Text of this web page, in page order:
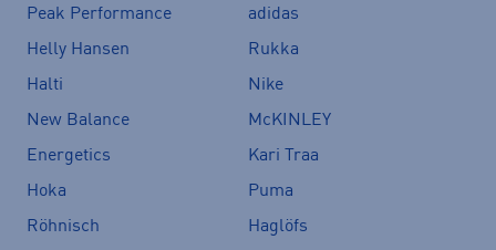
Peak Performance
adidas
Helly Hansen
Rukka
Halti
Nike
New Balance
McKINLEY
Energetics
Kari Traa
Hoka
Puma
Röhnisch
Haglöfs